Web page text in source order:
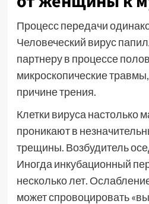
Процесс передачи
Человеческий вирус
партнеру в процессе
микроскопические
причине трения.
Клетки вируса настолько
проникают в
трещины. Возбудитель
Иногда инкубационный
несколько лет.
может спровоцировать